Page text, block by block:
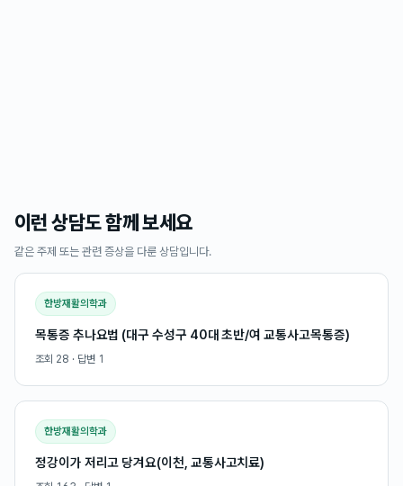
이런 상담도 함께 보세요
같은 주제 또는 관련 증상을 다룬 상담입니다.
한방재활의학과
목통증 추나요법 (대구 수성구 40대 초반/여 교통사고목통증)
조회 28 · 답변 1
한방재활의학과
정강이가 저리고 당겨요(이천, 교통사고치료)